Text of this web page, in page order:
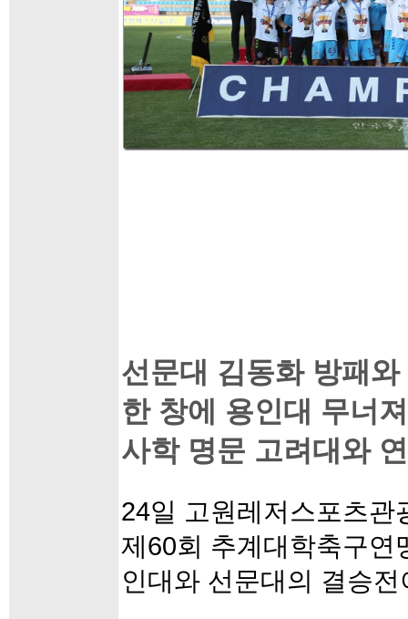
선문대 김동화 방패
한 창에 용인대 무너
사학 명문 고려대와
24일 고원레저스포츠관
제60회 추계대학축구연
인대와 선문대의 결승